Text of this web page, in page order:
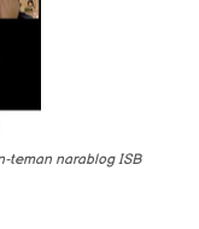
teman narablog ISB